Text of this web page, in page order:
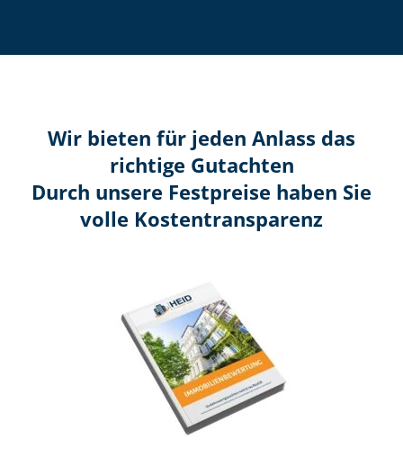
Wir bieten für jeden Anlass das
richtige Gutachten
Durch unsere Festpreise haben Sie
volle Kosten­transparenz